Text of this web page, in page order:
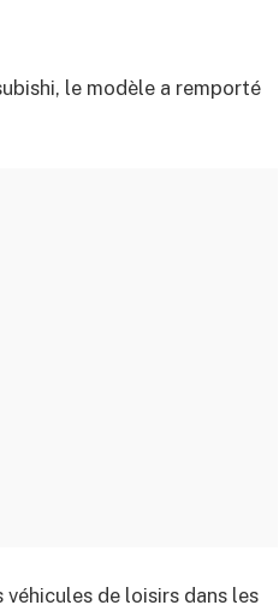
le modèle a remporté
de loisirs dans les